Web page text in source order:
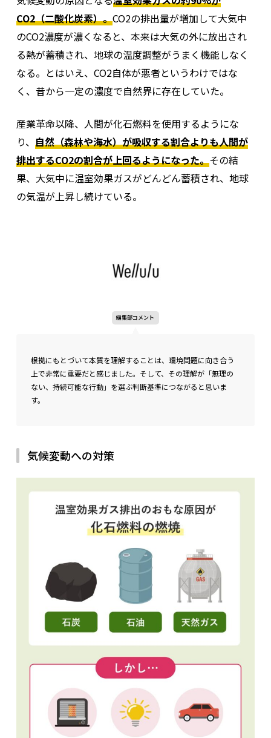
CO2（二酸化炭素）。CO2の排出量が増加して大気中
のCO2濃度が濃くなると、本来は大気の外に放出され
る熱が蓄積され、地球の温度調整がうまく機能しなく
なる。とはいえ、CO2自体が悪者というわけではな
く、昔から一定の濃度で自然界に存在していた。
産業革命以降、人間が化石燃料を使用するようにな
り、 自然（森林や海水）が吸収する割合よりも人間が
排出するCO2の割合が上回るようになった。その結
果、大気中に温室効果ガスがどんどん蓄積され、地球
の気温が上昇し続けている。
編集部コメント
根拠にもとづいて本質を理解することは、環境問題に向き合う
上で非常に重要だと感じました。そして、その理解が「無理の
ない、持続可能な行動」を選ぶ判断基準につながると思いま
す。
気候変動への対策